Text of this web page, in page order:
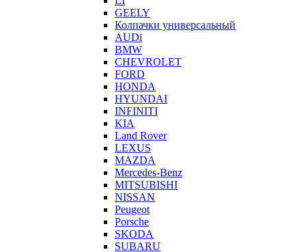
GEELY
Колпачки универсальный
AUDi
BMW
CHEVROLET
FORD
HONDA
HYUNDAI
INFINITI
KIA
Land Rover
LEXUS
MAZDA
Mercedes-Benz
MITSUBISHI
NISSAN
Peugeot
Porsche
SKODA
SUBARU